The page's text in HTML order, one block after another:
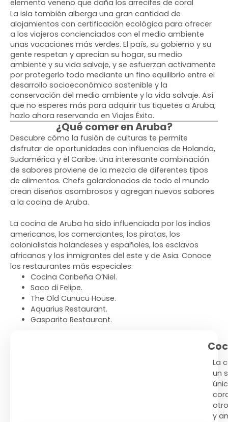
elemento veneno que daña los arrecifes de coral
La isla también alberga una gran cantidad de
alojamientos con certificación ecológica para ofrecer
a los viajeros concienciados con el medio ambiente
unas vacaciones más verdes. El país, su gobierno y su
gente respetan y aprecian su hogar, su medio
ambiente y su vida salvaje, y se esfuerzan activamente
por protegerlo todo mediante un fino equilibrio entre el
desarrollo socioeconómico sostenible y la
conservación del medio ambiente y la vida salvaje. Así
que no esperes más para adquirir tus tiquetes a Aruba,
hazlo ahora reservando en Viajes Éxito.
¿Qué comer en Aruba?
Descubre cómo la fusión de culturas te permite
disfrutar de oportunidades con influencias de Holanda,
Sudamérica y el Caribe. Una interesante combinación
de sabores proviene de la mezcla de diferentes tipos
de alimentos. Chefs galardonados de todo el mundo
crean diseños asombrosos y agregan nuevos sabores
a la cocina de Aruba.
La cocina de Aruba ha sido influenciada por los indios
americanos, los comerciantes, los piratas, los
colonialistas holandeses y españoles, los esclavos
africanos y los inmigrantes del este y de Asia. Conoce
los restaurantes más especiales:
Cocina Caribeña O’Niel.
Saco di Felipe.
The Old Cunucu House.
Aquarius Restaurant.
Gasparito Restaurant.
La
un
y